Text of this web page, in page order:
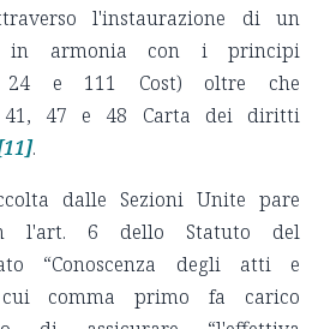
l'instaurazione di un
in armonia con i principi
24 e 111 Cost) oltre che
41, 47 e 48 Carta dei diritti
.
dalle Sezioni Unite pare
l'art. 6 dello Statuto del
“Conoscenza degli atti e
cui comma primo fa carico